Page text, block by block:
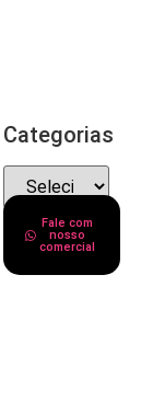
Categorias
Fale com
nosso
comercial